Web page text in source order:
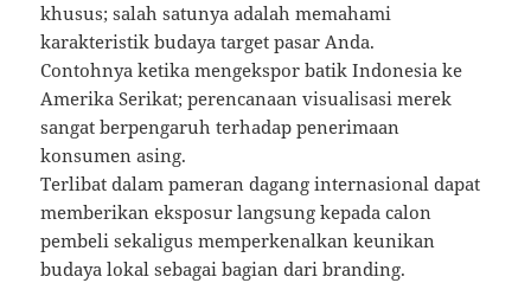
khusus; salah satunya adalah memahami
karakteristik budaya target pasar Anda.
Contohnya ketika mengekspor batik Indonesia ke
Amerika Serikat; perencanaan visualisasi merek
sangat berpengaruh terhadap penerimaan
konsumen asing.
Terlibat dalam pameran dagang internasional dapat
memberikan eksposur langsung kepada calon
pembeli sekaligus memperkenalkan keunikan
budaya lokal sebagai bagian dari branding.